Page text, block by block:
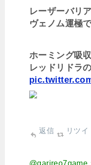
レーザーバリ
ヴェノム運極
ホーミング吸
レッドリドラ
返信 リツイ